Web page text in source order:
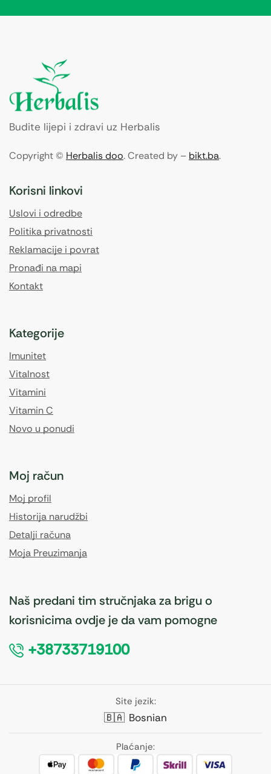
Budite lijepi i zdravi uz Herbalis
Copyright © Herbalis doo. Created by – bikt.ba.
Korisni linkovi
Uslovi i odredbe
Politika privatnosti
Reklamacije i povrat
Pronađi na mapi
Kontakt
Kategorije
Imunitet
Vitalnost
Vitamini
Vitamin C
Novo u ponudi
Moj račun
Moj profil
Historija narudžbi
Detalji računa
Moja Preuzimanja
Naš predani tim stručnjaka za brigu o
korisnicima ovdje je da vam pomogne
+38733719100
Site jezik:
🇧🇦 Bosnian
Plaćanje: